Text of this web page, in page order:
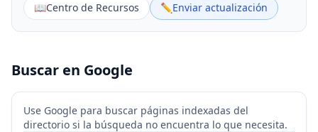
📖Centro de Recursos ✏️Enviar actualización
Buscar en Google
Use Google para buscar páginas indexadas del
directorio si la búsqueda no encuentra lo que necesita.